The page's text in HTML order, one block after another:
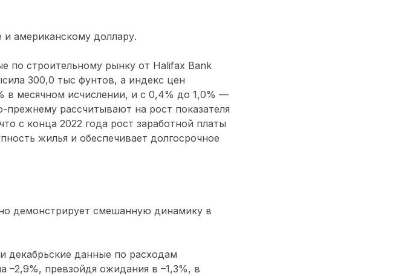
американскому доллару.
по строительному рынку от Halifax Bank
300,0 тыс фунтов, а индекс цен
в месячном исчислении, и с 0,4% до 1,0% —
рассчитывают на рост показателя
с конца 2022 года рост заработной платы
жилья и обеспечивает долгосрочное
демонстрирует смешанную динамику в
декабрьские данные по расходам
–2,9%, превзойдя ожидания в –1,3%, в